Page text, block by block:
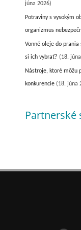
júna 2026)
Potraviny s vysokým
organizmus
Vonné oleje do prania
si ich vybrať? (18.
Nástroje, ktoré môžu
konkurencie (18. júna
Partnerské